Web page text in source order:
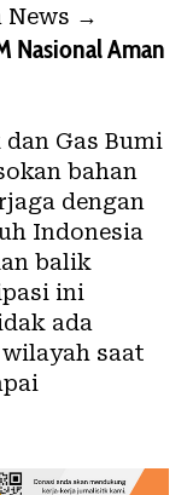
News →
Nasional Aman
Gas Bumi
bahan
dengan
Indonesia
balik
ini
ada
saat